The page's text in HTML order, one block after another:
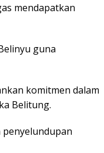
mendapatkan
guna
komitmen dalam
Belitung.